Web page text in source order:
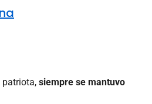
patriota, siempre se mantuvo